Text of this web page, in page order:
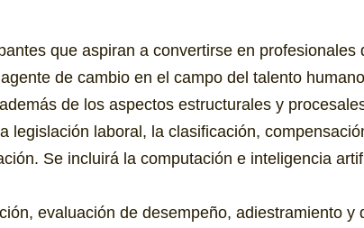
que aspiran a convertirse en
de cambio en el campo del talento
de los aspectos estructurales y
legislación laboral, la clasificación,
Se incluirá la computación e inteligencia
evaluación de desempeño, adiestramiento